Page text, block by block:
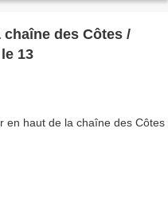
des Côtes /
13